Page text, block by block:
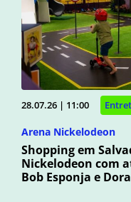
28.07.26 | 11:00
Arena Nickelodeon
Shopping em
Nickelodeon com
Bob Esponja e Dora